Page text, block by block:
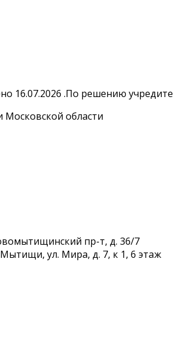
16.07.2026 .По решению
области
пр-т, д. 36/7
ул. Мира, д. 7, к 1, 6 этаж